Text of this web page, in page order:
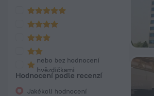
nebo bez hodnocení
hvězdičkami
Hodnocení podle recenzí
Jakékoli hodnocení